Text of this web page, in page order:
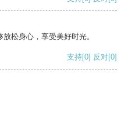
松身心，享受美好时光。
支持[0] 反对[0]